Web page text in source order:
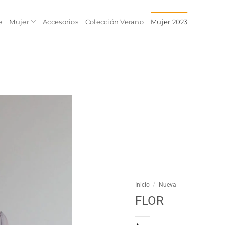
Mujer Accesorios Colección Verano Mujer 2023
Inicio / Nueva
FLOR